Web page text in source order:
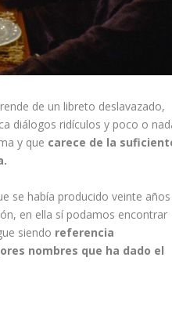
de un libreto deslavazado,
diálogos ridículos y poco o
y que carece de la
se había producido veinte años
en ella sí podamos encontrar
siendo referencia
nombres que ha dado el